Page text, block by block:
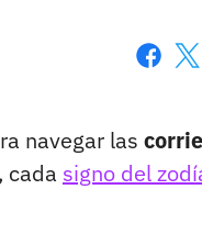
navegar las
cada signo del